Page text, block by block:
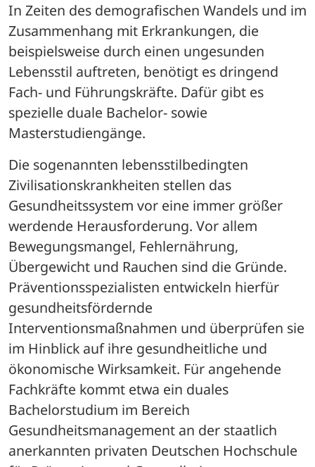
In Zeiten des demografischen Wandels und im
Zusammenhang mit Erkrankungen, die
beispielsweise durch einen ungesunden
Lebensstil auftreten, benötigt es dringend
Fach- und Führungskräfte. Dafür gibt es
spezielle duale Bachelor- sowie
Masterstudiengänge.
Die sogenannten lebensstilbedingten
Zivilisationskrankheiten stellen das
Gesundheitssystem vor eine immer größer
werdende Herausforderung. Vor allem
Bewegungsmangel, Fehlernährung,
Übergewicht und Rauchen sind die Gründe.
Präventionsspezialisten entwickeln hierfür
gesundheitsfördernde
Interventionsmaßnahmen und überprüfen sie
im Hinblick auf ihre gesundheitliche und
ökonomische Wirksamkeit. Für angehende
Fachkräfte kommt etwa ein duales
Bachelorstudium im Bereich
Gesundheitsmanagement an der staatlich
anerkannten privaten Deutschen Hochschule